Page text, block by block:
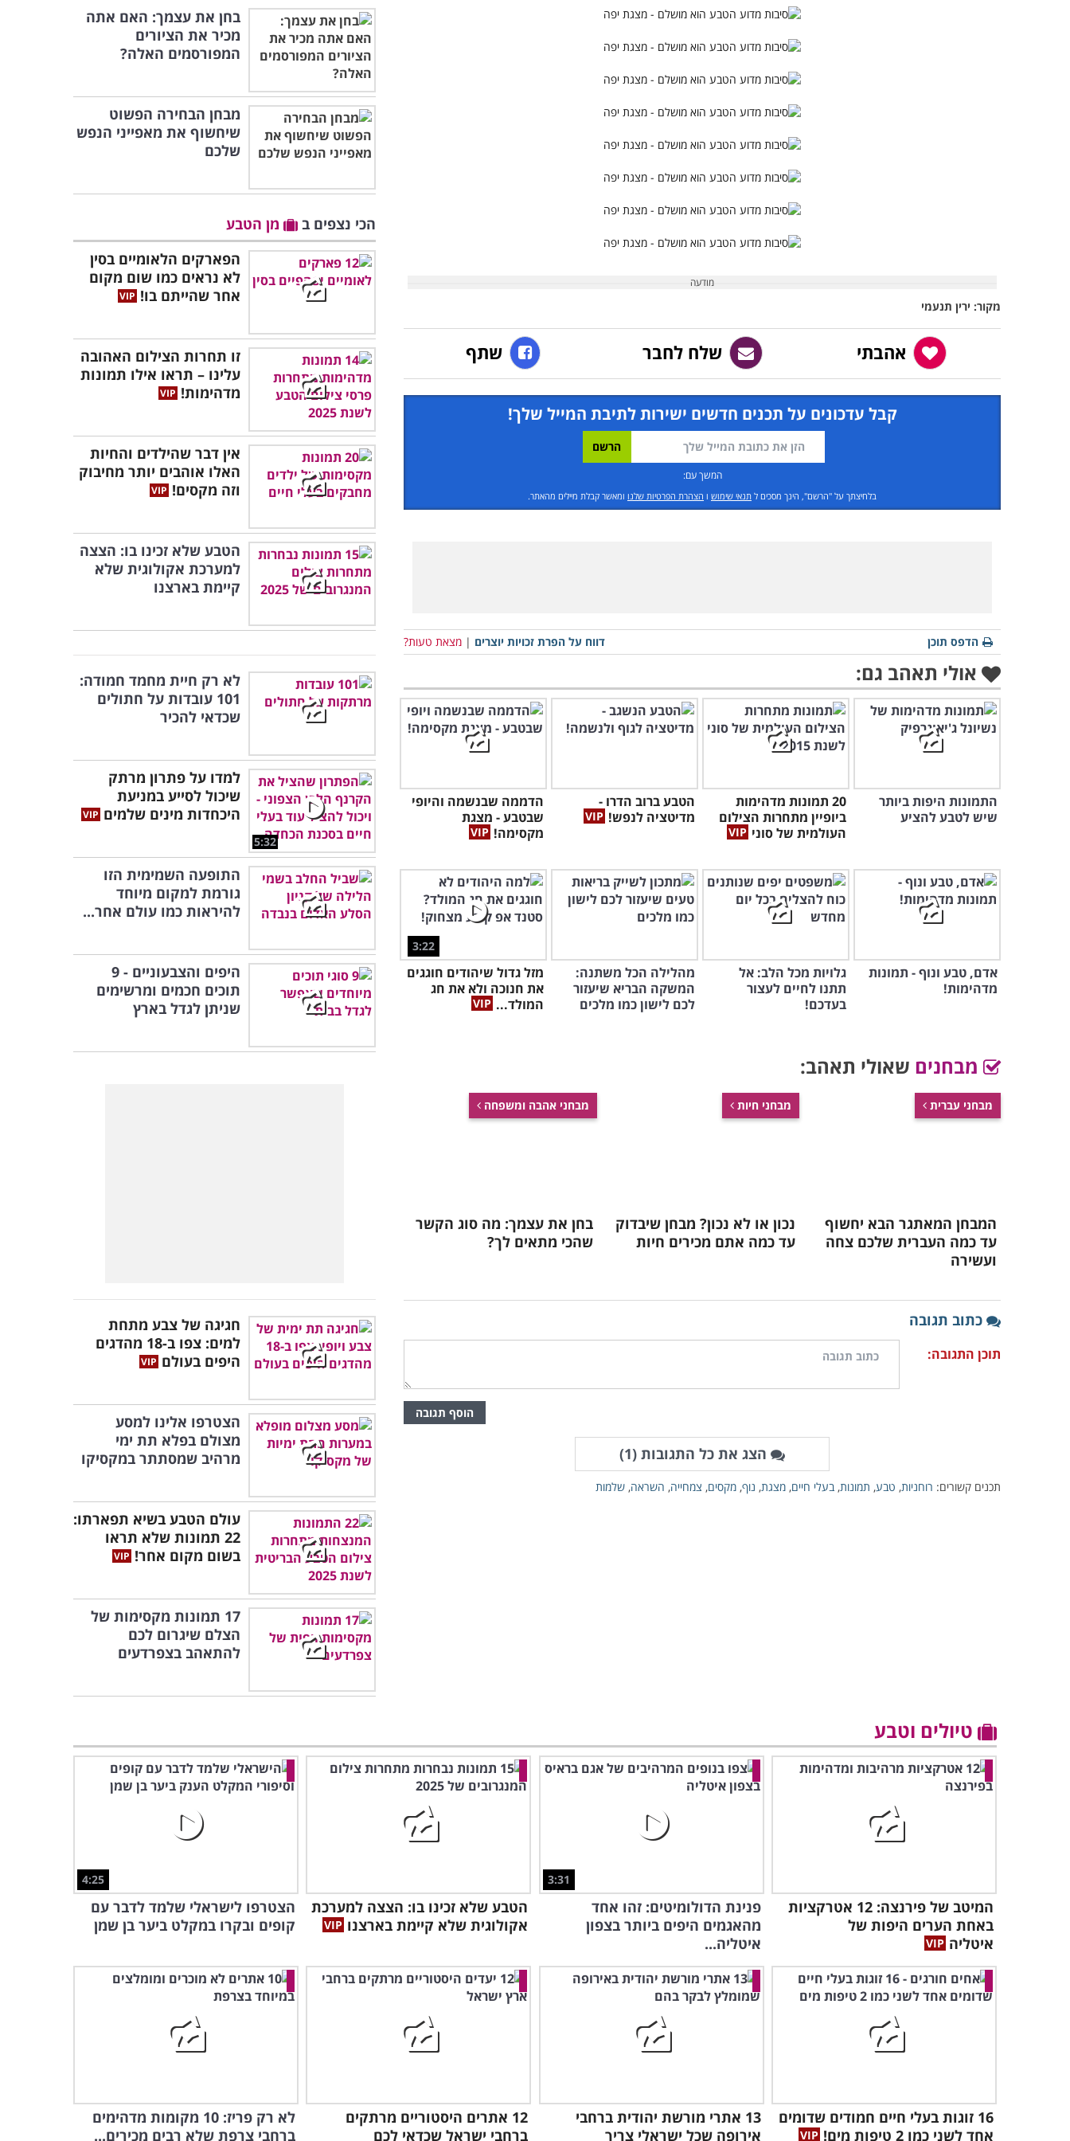
מקור: ירין תנעמי
אהבתי שלח לחבר שתף
קבל עדכונים על תכנים חדשים ישירות לתיבת המייל שלך!
המשך עם:
בלחיצתך על "הרשם", הינך מסכים ל תנאי שימוש ו הצהרת הפרטיות שלנו ומאשר קבלת מיילים מהאתר.
דווח על הפרת זכויות יוצרים | מצאת טעות? הדפס תוכן
אולי תאהב גם:
התמונות היפות ביותר
שיש לטבע להציע
20 תמונות מדהימות
ביופיין מתחרות הצילום
העולמית של סוני
הטבע ברוב הדרו -
מדיטציה לנפש!
הדממה שבנשמה והיופי
שבטבע - מצגת
מקסימה!
אדם, טבע ונוף - תמונות
מדהימות!
גלויות מכל הלב: אל
תתנו לחיים לעצור
בעדכם!
מהלילה הכל משתנה:
המשקה הבריא שיעזור
לכם לישון כמו מלכים
3:22
מזל גדול שיהודים חוגגים
את חנוכה ולא את חג
המולד...
מבחנים שאולי תאהב:
מבחני עברית
המבחן המאתגר הבא יחשוף
עד כמה העברית שלכם צחה
ועשירה
מבחני חיות
נכון או לא נכון? מבחן שיבדוק
עד כמה אתם מכירים חיות
מבחני אהבה ומשפחה
בחן את עצמך: מה סוג הקשר
שהכי מתאים לך?
כתוב תגובה
תוכן התגובה:
הוסף תגובה
הצג את כל התגובות (1
)
תכנים קשורים: רוחניות, טבע, תמונות,בעלי חיים, מצגת, נוף, מקסים, צמחייה, השראה, שלמות
בחן את עצמך: האם אתה
מכיר את הציורים
המפורסמים האלה?
מבחן הבחירה הפשוט
שיחשוף את מאפייני הנפש
שלכם
הכי נצפים ב
מן הטבע
הפארקים הלאומיים בסין
לא נראים כמו שום מקום
אחר שהייתם בו!
זו תחרות הצילום האהובה
עלינו – תראו אילו תמונות
מדהימות!
אין דבר שהילדים והחיות
האלו אוהבים יותר מחיבוק
וזה מקסים!
הטבע שלא זכינו בו: הצצה
למערכת אקולוגית שלא
קיימת בארצנו
לא רק חיית מחמד חמודה:
101 עובדות על חתולים
שכדאי להכיר
5:32
למדו על פתרון מרתק
שיכול לסייע במניעת
היכחדות מינים שלמים
התופעה השמימית הזו
גורמת למקום מיוחד
להיראות כמו עולם אחר...
היפים והצבעוניים - 9
תוכים חכמים ומרשימים
שניתן לגדל בארץ
חגיגה של צבע מתחת
למים: צפו ב-18 מהדגים
היפים בעולם
הצטרפו אלינו למסע
מצולם בפלא תת ימי
מרהיב שמסתתר במקסיקו
עולם הטבע בשיא תפארתו:
22 תמונות שלא תראו
בשום מקום אחר!
17 תמונות מקסימות של
הצלם שיגרום לכם
להתאהב בצפרדעים
טיולים וטבע
המיטב של פירנצה: 12 אטרקציות
באחת הערים היפות של
איטליה
3:31
פנינת הדולומיטים: זהו אחד
מהאגמים היפים ביותר בצפון
איטליה...
הטבע שלא זכינו בו: הצצה למערכת
אקולוגית שלא קיימת בארצנו
4:25
הצטרפו לישראלי שלמד לדבר עם
קופים ובקרו במקלט ביער בן שמן
16 זוגות בעלי חיים חמודים שדומים
אחד לשני כמו 2 טיפות מים!
13 אתרי מורשת יהודית ברחבי
אירופה שכל ישראלי צריך
12 אתרים היסטוריים מרתקים
ברחבי ישראל שכדאי לכם
לא רק פריז: 10 מקומות מדהימים
ברחבי צרפת שלא רבים מכירים...